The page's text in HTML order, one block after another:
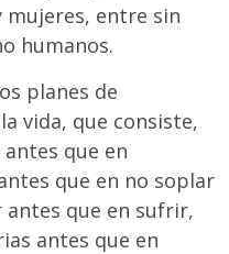
entre sin
humanos.
planes de
vida, que consiste,
que en
que en no soplar
antes que en sufrir,
antes que en